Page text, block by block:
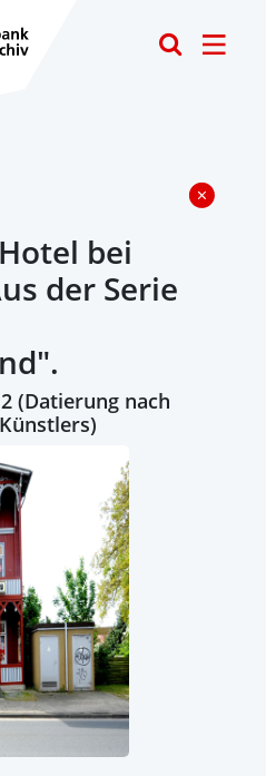
bei
der Serie
(Datierung nach